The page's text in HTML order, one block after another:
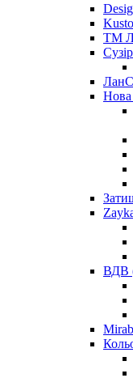
ТМ
Нова
ВДВ